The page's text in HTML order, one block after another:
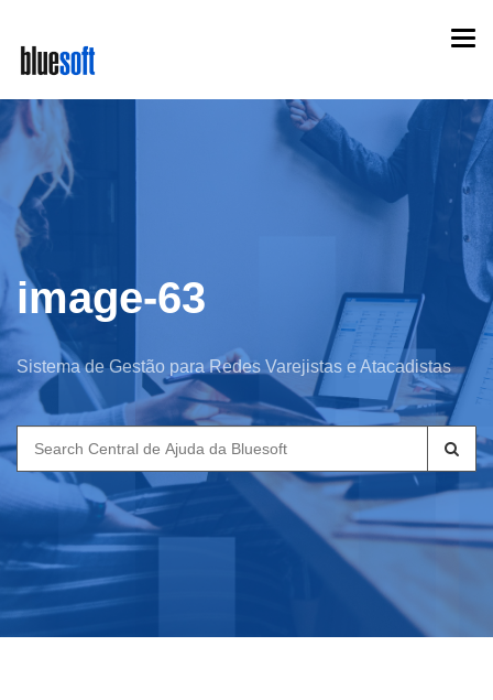
main
content
image-63
Sistema de Gestão para Redes Varejistas e Atacadistas
Search
for: